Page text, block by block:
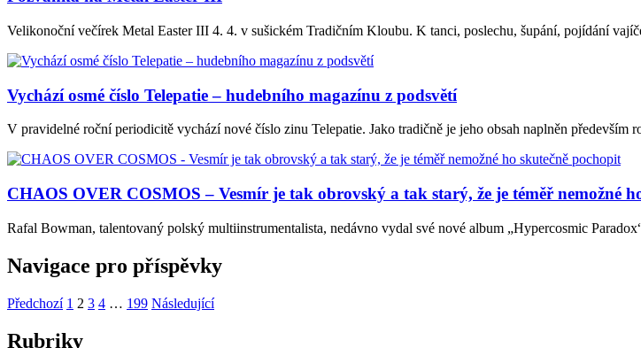
Velikonoční večírek Metal Easter III 4. 4. v sušickém Tradičním Kloubu. K tanci, poslechu, šupání, pojídání
Vychází osmé číslo Telepatie – hudebního magazínu z podsvětí
V pravidelné roční periodicitě vychází nové číslo zinu Telepatie. Jako tradičně je jeho obsah naplněn
CHAOS OVER COSMOS – Vesmír je tak obrovský a tak starý, že je téměř nemožné
Rafal Bowman, talentovaný polský multiinstrumentalista, nedávno vydal své nové album „Hypercosmic
Navigace pro příspěvky
Předchozí 1 2 3 4 … 199 Následující
Rubriky